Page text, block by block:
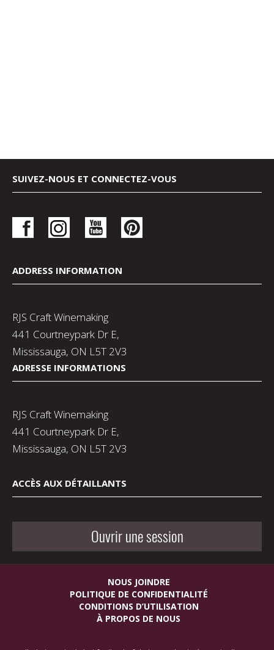
SUIVEZ-NOUS ET CONNECTEZ-VOUS
ADDRESS INFORMATION
RJS Craft Winemaking
441 Courtneypark Dr E,
Mississauga, ON L5T 2V3
ADRESSE INFORMATIONS
RJS Craft Winemaking
441 Courtneypark Dr E,
Mississauga, ON L5T 2V3
ACCÈS AUX DÉTAILLANTS
Ouvrir une session
NOUS JOINDRE
POLITIQUE DE CONFIDENTIALITÉ
CONDITIONS D’UTILISATION
À PROPOS DE NOUS